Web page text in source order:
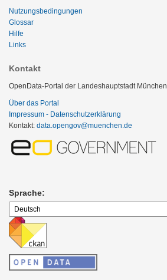
Nutzungsbedingungen
Glossar
Hilfe
Links
Kontakt
OpenData-Portal der Landeshauptstadt München
Über das Portal
Impressum - Datenschutzerklärung
Kontakt: data.opengov@muenchen.de
Sprache